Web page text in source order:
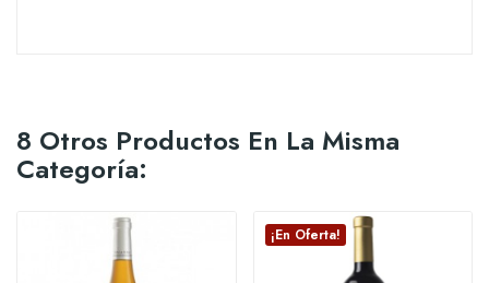
8 Otros Productos En La Misma
Categoría:
¡En Oferta!